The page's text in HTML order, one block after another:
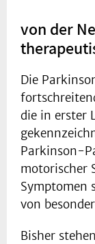
von der
Die
die in erster
Parkinson-
motorischer
Symptomen
von
Bisher